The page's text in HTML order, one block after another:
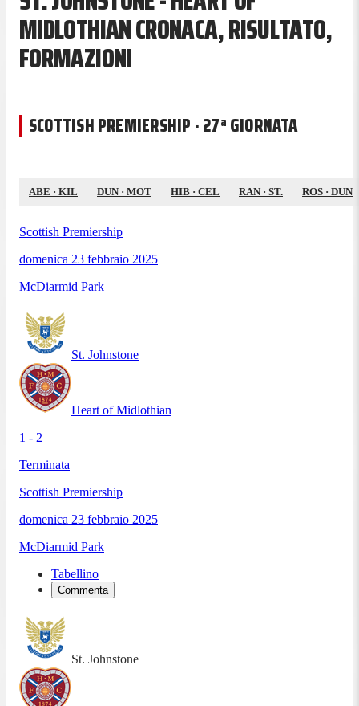
MIDLOTHIAN CRONACA, RISULTATO,
FORMAZIONI
SCOTTISH PREMIERSHIP · 27ª GIORNATA
ABE · KIL DUN · MOT HIB · CEL RAN · ST. ROS · DUN
Scottish Premiership
domenica 23 febbraio 2025
McDiarmid Park
St. Johnstone
Heart of Midlothian
1 - 2
Terminata
Scottish Premiership
domenica 23 febbraio 2025
McDiarmid Park
Tabellino
Commenta
St. Johnstone